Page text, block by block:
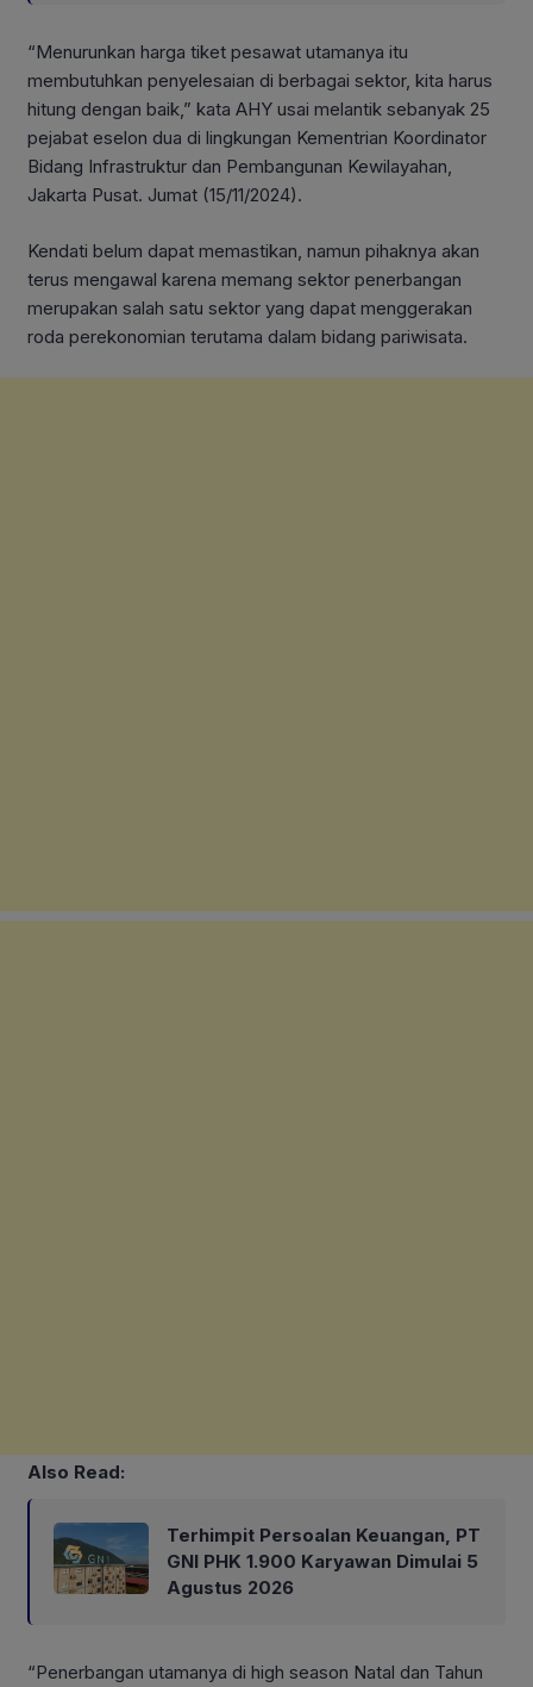
“Menurunkan harga tiket pesawat utamanya itu
membutuhkan penyelesaian di berbagai sektor, kita harus
hitung dengan baik,” kata AHY usai melantik sebanyak 25
pejabat eselon dua di lingkungan Kementrian Koordinator
Bidang Infrastruktur dan Pembangunan Kewilayahan,
Jakarta Pusat. Jumat (15/11/2024).
Kendati belum dapat memastikan, namun pihaknya akan
terus mengawal karena memang sektor penerbangan
merupakan salah satu sektor yang dapat menggerakan
roda perekonomian terutama dalam bidang pariwisata.
Also Read:
Terhimpit Persoalan Keuangan, PT
GNI PHK 1.900 Karyawan Dimulai 5
Agustus 2026
“Penerbangan utamanya di high season Natal dan Tahun